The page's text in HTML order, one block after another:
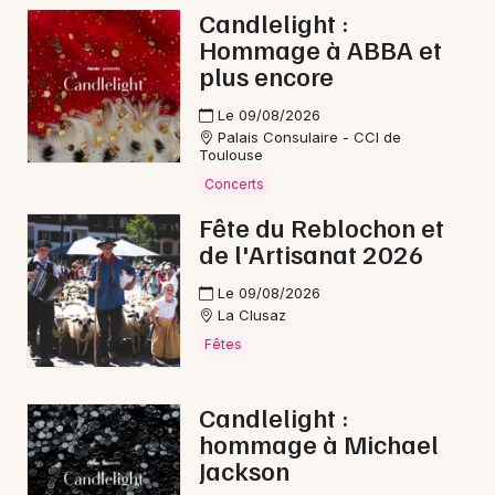
Mon email
Je m'abonne
Billetterie Beartooth :
réservez vos places pour
la tournéePure Ecstasy
Beartooth attire un public nombreux et
passionné, et les places partent rapidement
disponibles à partir d'unprix de47,70 €:
pensez àréserverles vôtres sans attendre
pour garantir votre accès au show.
Le parcours artistique de
Beartooth
Candlelight :
Hommage à ABBA et
plus encore
Le 09/08/2026
Palais Consulaire - CCI de
Toulouse
Concerts
Fête du Reblochon et
de l'Artisanat 2026
Le 09/08/2026
La Clusaz
Fêtes
Candlelight :
hommage à Michael
Jackson